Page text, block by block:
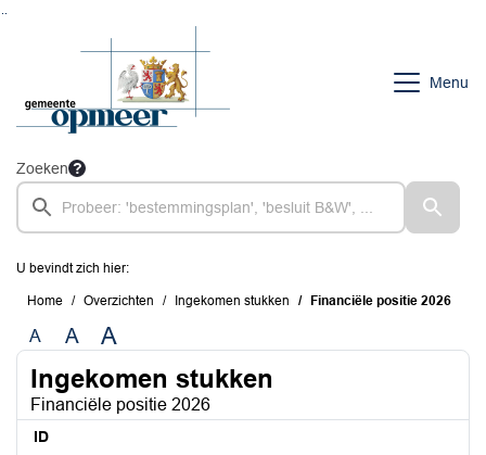
Ga naar de inhoud van deze pagina
Menu
Zoeken
U bevindt zich hier:
Home Overzichten Ingekomen stukken Financiële positie 2026
A A A
Ingekomen stukken
Financiële positie 2026
ID